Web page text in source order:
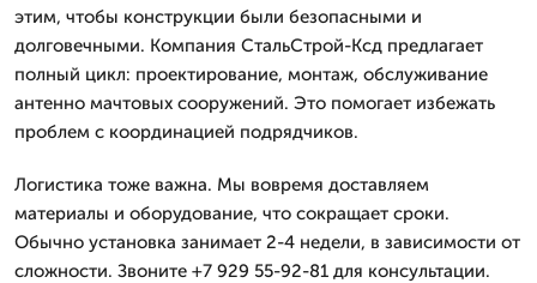
этим, чтобы конструкции были безопасными и
долговечными. Компания СтальСтрой-Ксд предлагает
полный цикл: проектирование, монтаж, обслуживание
антенно мачтовых сооружений. Это помогает избежать
проблем с координацией подрядчиков.
Логистика тоже важна. Мы вовремя доставляем
материалы и оборудование, что сокращает сроки.
Обычно установка занимает 2-4 недели, в зависимости от
сложности. Звоните +7 929 55-92-81 для консультации.